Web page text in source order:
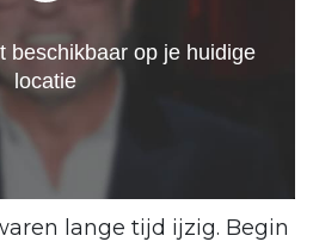
lange tijd ijzig. Begin